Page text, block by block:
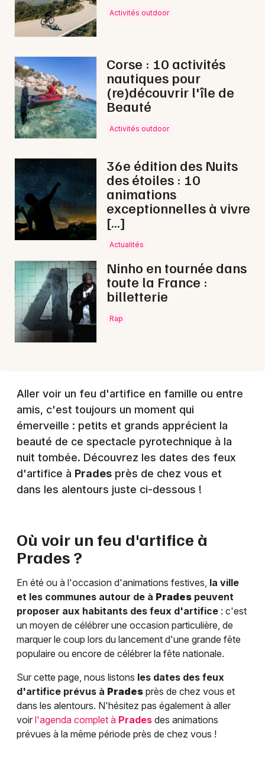
Artistes en tournée
Actus à Prades
Magazine à Prades
66 - Pyrénées-Orientales
Choisir mes départements
Mon email
Activités outdoor
Corse : 10 activités
nautiques pour
(re)découvrir l'île de
Beauté
Activités outdoor
36e édition des Nuits
des étoiles : 10
animations
exceptionnelles à vivre
[…]
Actualités
Ninho en tournée dans
toute la France :
billetterie
Rap
Aller voir un feu d'artifice en famille ou entre
amis, c'est toujours un moment qui
émerveille : petits et grands apprécient la
beauté de ce spectacle pyrotechnique à la
nuit tombée. Découvrez les dates des feux
d'artifice à Prades près de chez vous et
dans les alentours juste ci-dessous !
Où voir un feu d'artifice à
Prades ?
En été ou à l'occasion d'animations festives, la ville
et les communes autour de à Prades peuvent
proposer aux habitants des feux d'artifice : c'est
un moyen de célébrer une occasion particulière, de
marquer le coup lors du lancement d'une grande fête
populaire ou encore de célébrer la fête nationale.
Sur cette page, nous listons les dates des feux
d'artifice prévus à Prades près de chez vous et
dans les alentours. N'hésitez pas également à aller
voir l'agenda complet à Prades des animations
prévues à la même période près de chez vous !